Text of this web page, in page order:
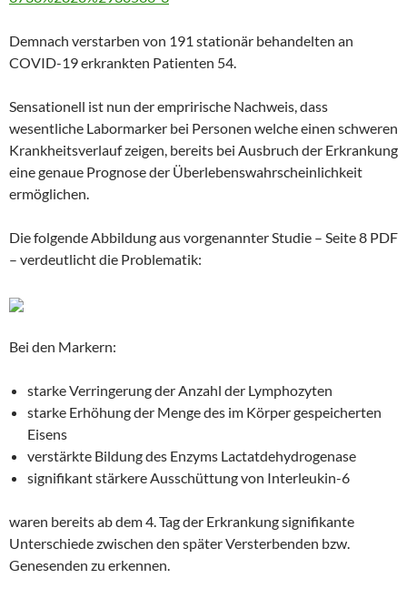
Demnach verstarben von 191 stationär behandelten an
COVID-19 erkrankten Patienten 54.
Sensationell ist nun der emprirische Nachweis, dass
wesentliche Labormarker bei Personen welche einen schweren
Krankheitsverlauf zeigen, bereits bei Ausbruch der Erkrankung
eine genaue Prognose der Überlebenswahrscheinlichkeit
ermöglichen.
Die folgende Abbildung aus vorgenannter Studie – Seite 8 PDF
– verdeutlicht die Problematik:
Bei den Markern:
starke Verringerung der Anzahl der Lymphozyten
starke Erhöhung der Menge des im Körper gespeicherten
Eisens
verstärkte Bildung des Enzyms Lactatdehydrogenase
signifikant stärkere Ausschüttung von Interleukin-6
waren bereits ab dem 4. Tag der Erkrankung signifikante
Unterschiede zwischen den später Versterbenden bzw.
Genesenden zu erkennen.